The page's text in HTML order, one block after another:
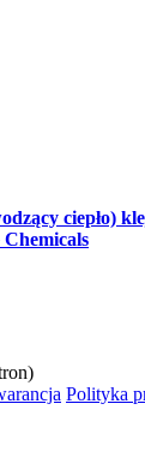
ciepło)
Polityka